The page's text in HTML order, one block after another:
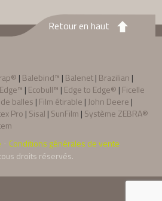
Retour en haut
| Balebind™ | Balenet| Brazilian |
| Ecobull™ | Edge to Edge® | Ficelle
balles | Film étirable | John Deere |
Pro | Sisal | SunFilm | Système ZEBRA®
· Conditions générales de vente
droits réservés.